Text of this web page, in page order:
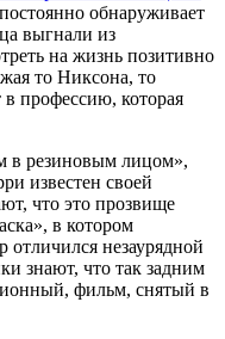
обнаруживает
выгнали из
на жизнь позитивно
то Никсона, то
профессию, которая
в резиновым лицом»,
известен своей
что это прозвище
в котором
отличился незаурядной
знают, что так задним
фильм, снятый в